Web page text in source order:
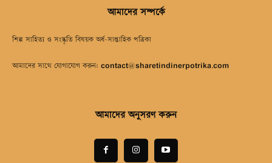
আমাদের সম্পর্কে
শিল্প সাহিত্য ও সংস্কৃতি বিষয়ক অর্ধ-সাপ্তাহিক পত্রিকা
আমাদের সাথে যোগাযোগ করুন: contact@sharetindinerpotrika.com
আমাদের অনুসরণ করুন